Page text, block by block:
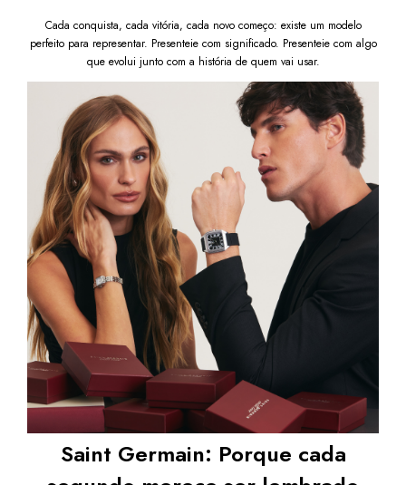
Cada conquista, cada vitória, cada novo começo: existe um modelo
perfeito para representar. Presenteie com significado. Presenteie com algo
que evolui junto com a história de quem vai usar.
Saint Germain: Porque cada